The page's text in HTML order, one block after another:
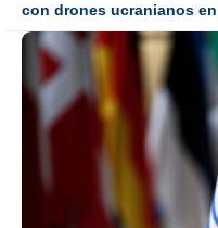
con drones ucranianos